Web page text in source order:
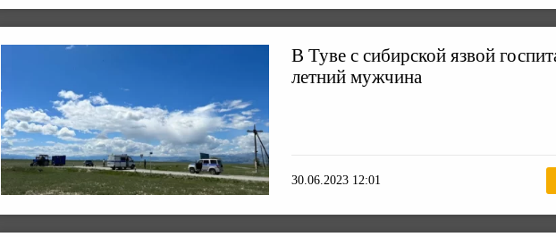
В Туве с сибирской язвой
летний мужчина
30.06.2023 12:01